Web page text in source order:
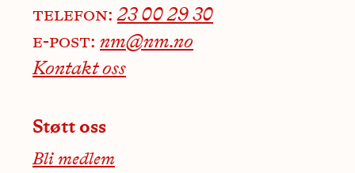
telefon:23 00 29 30
e-post: nm@nm.no
Kontakt oss
Støtt oss
Bli medlem